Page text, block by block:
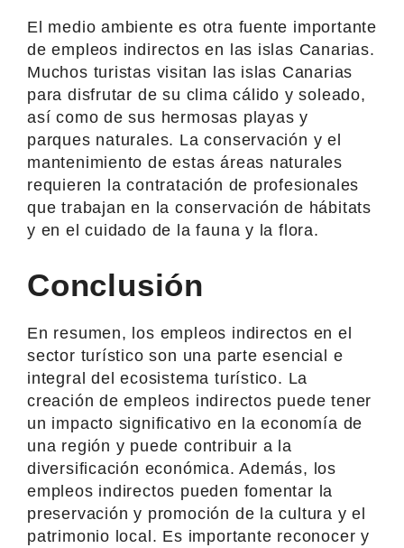
El medio ambiente es otra fuente importante
de empleos indirectos en las islas Canarias.
Muchos turistas visitan las islas Canarias
para disfrutar de su clima cálido y soleado,
así como de sus hermosas playas y
parques naturales. La conservación y el
mantenimiento de estas áreas naturales
requieren la contratación de profesionales
que trabajan en la conservación de hábitats
y en el cuidado de la fauna y la flora.
Conclusión
En resumen, los empleos indirectos en el
sector turístico son una parte esencial e
integral del ecosistema turístico. La
creación de empleos indirectos puede tener
un impacto significativo en la economía de
una región y puede contribuir a la
diversificación económica. Además, los
empleos indirectos pueden fomentar la
preservación y promoción de la cultura y el
patrimonio local. Es importante reconocer y